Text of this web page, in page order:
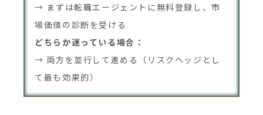
→ まずは転職エージェントに無料登録し、市
場価値の診断を受ける
どちらか迷っている場合：
→ 両方を並行して進める（リスクヘッジとし
て最も効果的）